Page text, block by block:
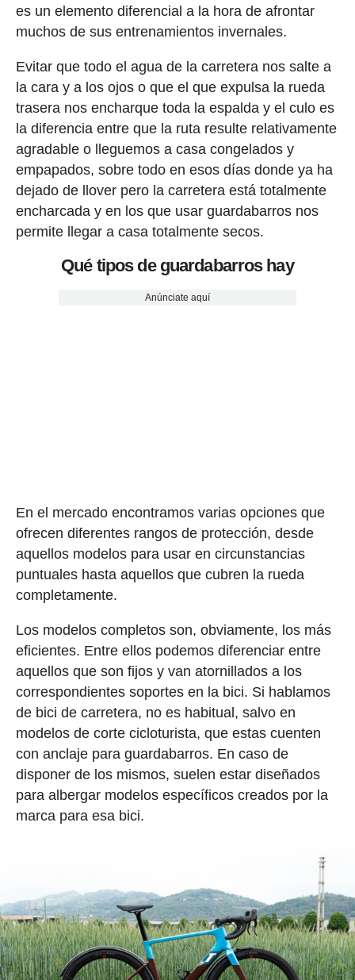
es un elemento diferencial a la hora de afrontar
muchos de sus entrenamientos invernales.
Evitar que todo el agua de la carretera nos salte a
la cara y a los ojos o que el que expulsa la rueda
trasera nos encharque toda la espalda y el culo es
la diferencia entre que la ruta resulte relativamente
agradable o lleguemos a casa congelados y
empapados, sobre todo en esos días donde ya ha
dejado de llover pero la carretera está totalmente
encharcada y en los que usar guardabarros nos
permite llegar a casa totalmente secos.
Qué tipos de guardabarros hay
Anúnciate aquí
En el mercado encontramos varias opciones que
ofrecen diferentes rangos de protección, desde
aquellos modelos para usar en circunstancias
puntuales hasta aquellos que cubren la rueda
completamente.
Los modelos completos son, obviamente, los más
eficientes. Entre ellos podemos diferenciar entre
aquellos que son fijos y van atornillados a los
correspondientes soportes en la bici. Si hablamos
de bici de carretera, no es habitual, salvo en
modelos de corte cicloturista, que estas cuenten
con anclaje para guardabarros. En caso de
disponer de los mismos, suelen estar diseñados
para albergar modelos específicos creados por la
marca para esa bici.